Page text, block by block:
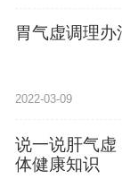
胃气虚调理
2022-03-09
说一说肝气虚
体健康知识